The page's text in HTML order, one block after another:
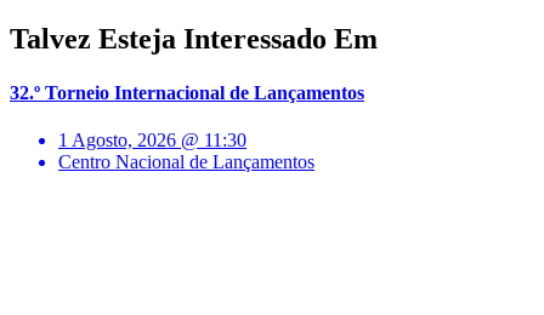
Talvez Esteja Interessado Em
32.º Torneio Internacional de Lançamentos
1 Agosto, 2026 @ 11:30
Centro Nacional de Lançamentos